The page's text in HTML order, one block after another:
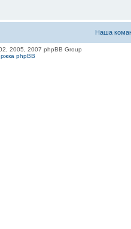
Наша
2005, 2007 phpBB Group
phpBB